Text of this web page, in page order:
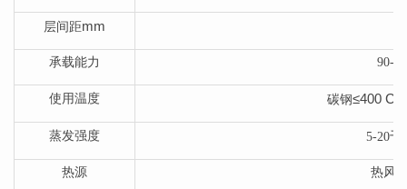
层间距mm
承载能力 90-
使用温度 碳钢≤400 C°
蒸发强度 5-20千
热源 热风